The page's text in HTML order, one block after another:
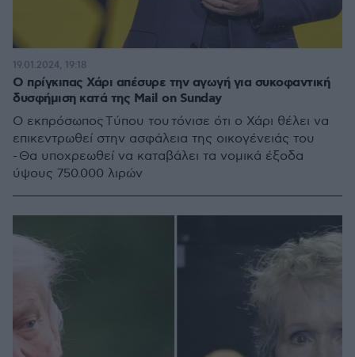
Ο πρίγκιπας Χάρι απέσυρε την αγωγή για συκοφαντική
δυσφήμιση κατά της Mail on Sunday
Ο εκπρόσωπος Tύπου του τόνισε ότι ο Χάρι θέλει να
επικεντρωθεί στην ασφάλεια της οικογένειάς του
- Θα υποχρεωθεί να καταβάλει τα νομικά έξοδα
ύψους 750.000 λιρών
19.01.2024, 19:18